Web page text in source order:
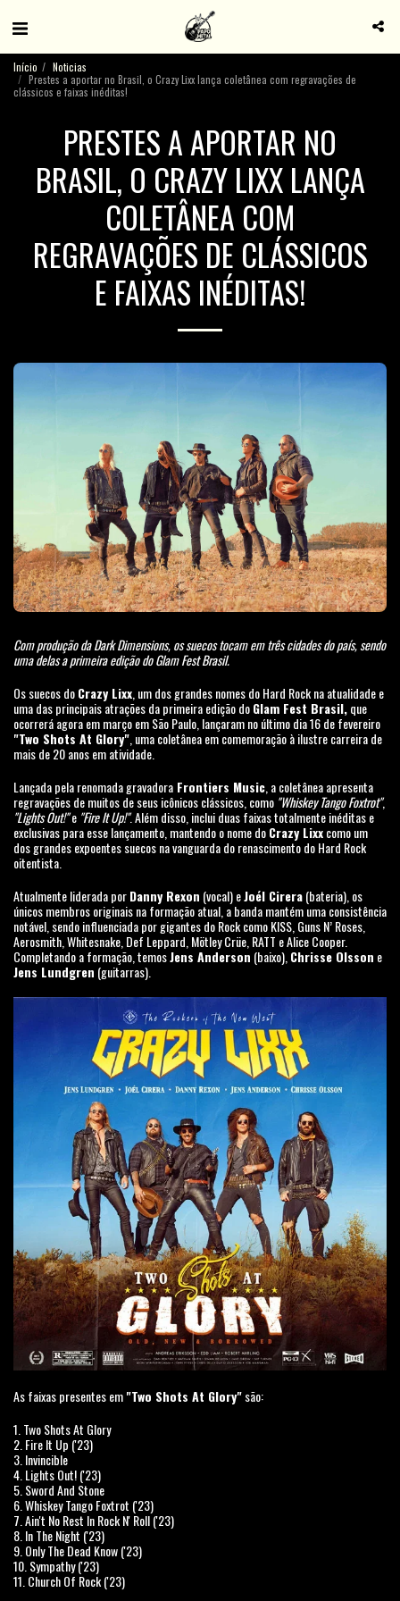
Início
Noticias
Prestes a aportar no Brasil, o Crazy Lixx lança coletânea com regravações de
clássicos e faixas inéditas!
PRESTES A APORTAR NO
BRASIL, O CRAZY LIXX LANÇA
COLETÂNEA COM
REGRAVAÇÕES DE CLÁSSICOS
E FAIXAS INÉDITAS!
Com produção da Dark Dimensions, os suecos tocam em três cidades do país, sendo
uma delas a primeira edição do Glam Fest Brasil.
Os suecos doCrazy Lixx , um dos grandes nomes do Hard Rock na atualidade e
uma das principais atrações da primeira edição doGlam Fest Brasil,que
ocorrerá agora em março em São Paulo, lançaram no último dia 16 de fevereiro
"Two Shots At Glory" , uma coletânea em comemoração à ilustre carreira de
mais de 20 anos em atividade.
Lançada pela renomada gravadora Frontiers Music , a coletânea apresenta
regravações de muitos de seus icônicos clássicos, como "Whiskey Tango Foxtrot",
"Lights Out!"e "Fire It Up!". Além disso, inclui duas faixas totalmente inéditas e
exclusivas para esse lançamento, mantendo o nome doCrazy Lixxcomo um
dos grandes expoentes suecos na vanguarda do renascimento do Hard Rock
oitentista.
Atualmente liderada porDanny Rexon (vocal) eJoél Cirera(bateria), os
únicos membros originais na formação atual, a banda mantém uma consistência
notável, sendo influenciada por gigantes do Rock como KISS, Guns N’ Roses,
Aerosmith, Whitesnake, Def Leppard, Mötley Crüe, RATT e Alice Cooper.
Completando a formação, temosJens Anderson (baixo), Chrisse Olsson e
Jens Lundgren (guitarras).
As faixas presentes em"Two Shots At Glory"são:
1. Two Shots At Glory
2. Fire It Up ('23)
3. Invincible
4. Lights Out! ('23)
5. Sword And Stone
6. Whiskey Tango Foxtrot ('23)
7. Ain't No Rest In Rock N' Roll ('23)
8. In The Night ('23)
9. Only The Dead Know ('23)
10. Sympathy ('23)
11. Church Of Rock ('23)